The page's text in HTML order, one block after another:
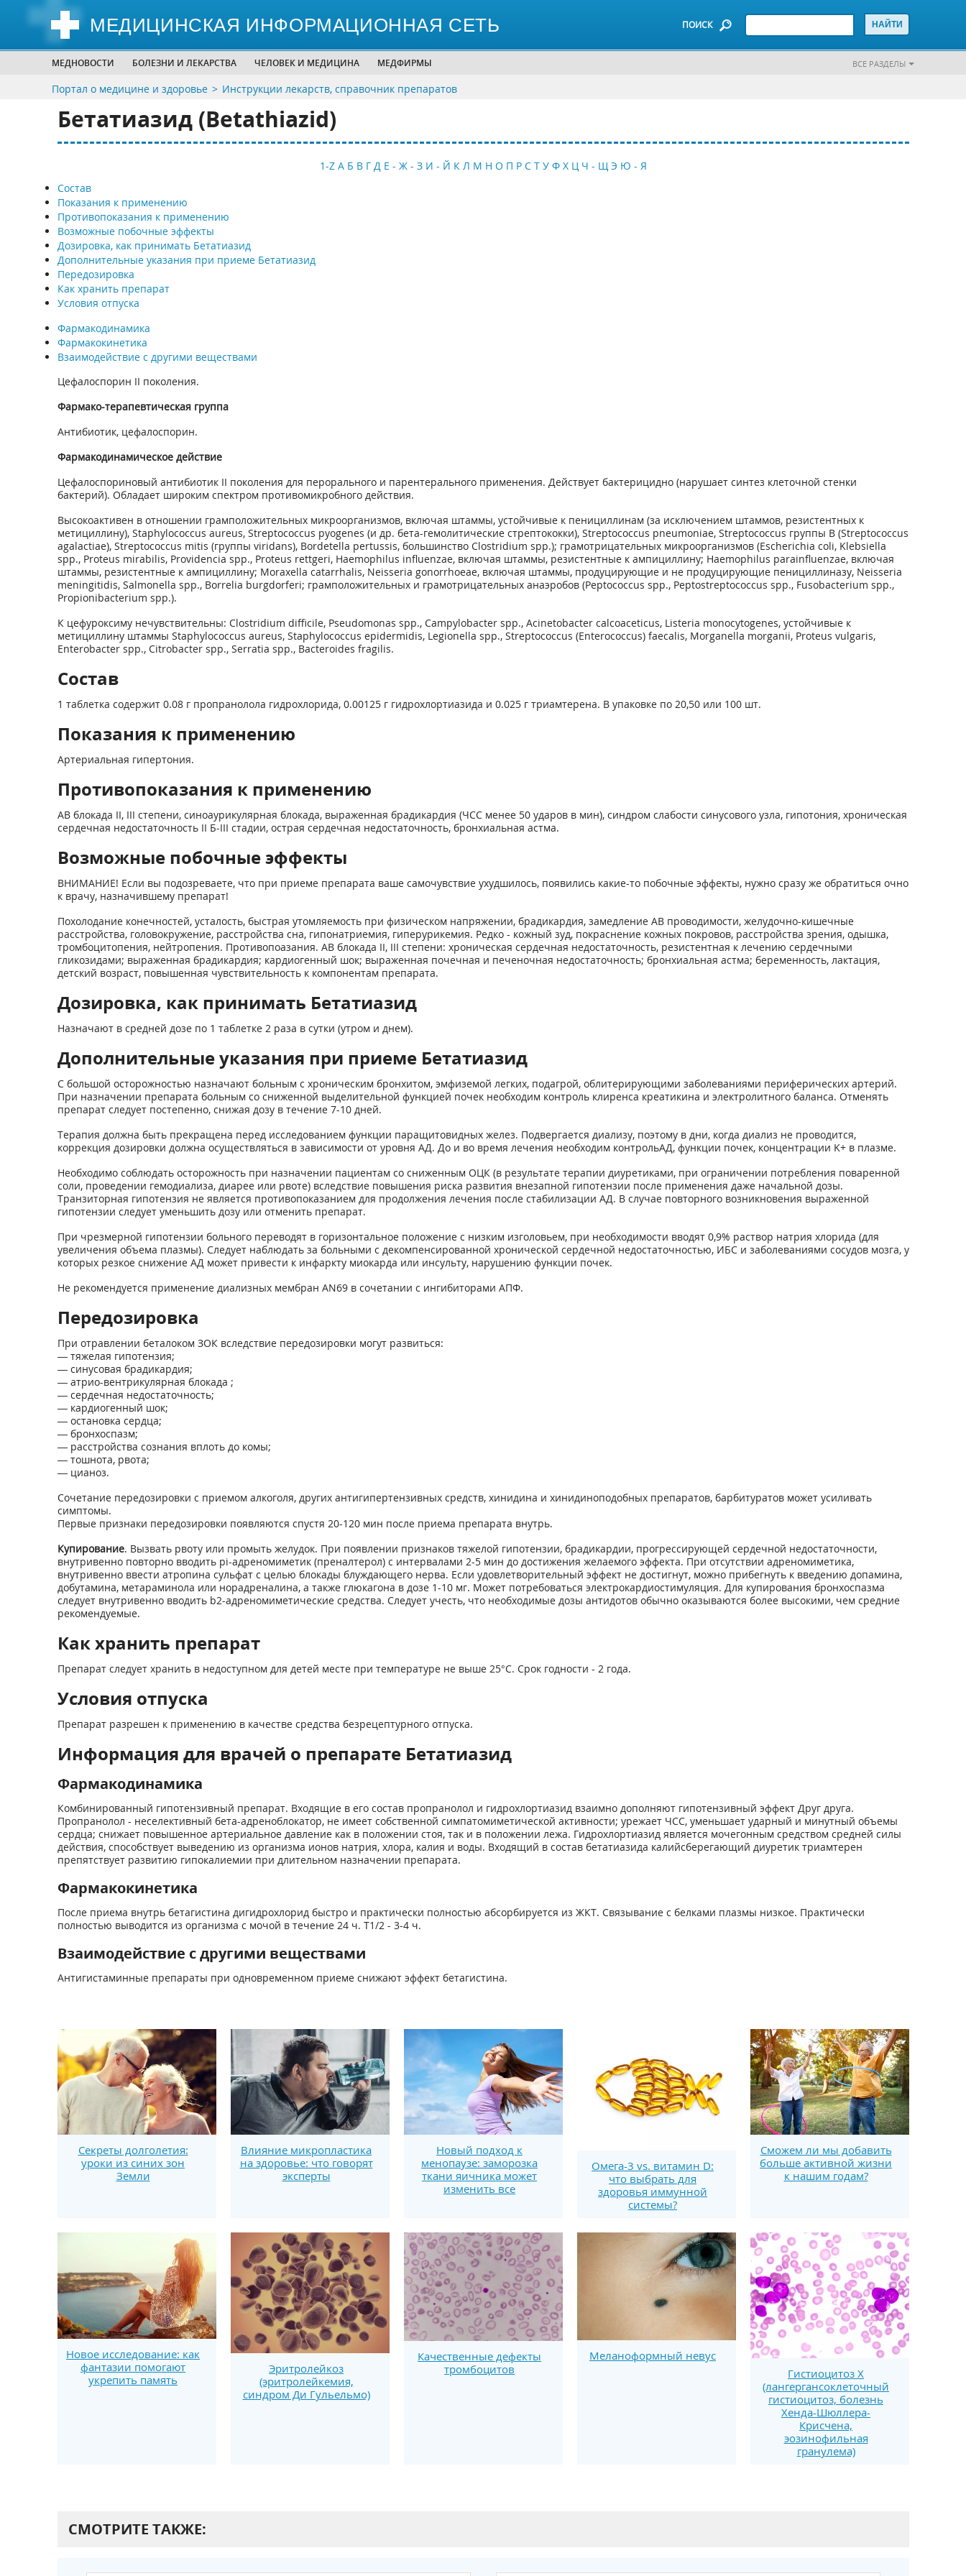
МЕДИЦИНСКАЯ ИНФОРМАЦИОННАЯ СЕТЬ ПОИСК
МЕДНОВОСТИ БОЛЕЗНИ И ЛЕКАРСТВА ЧЕЛОВЕК И МЕДИЦИНА МЕДФИРМЫ ВСЕ РАЗДЕЛЫ
Портал о медицине и здоровье Инструкции лекарств, справочник препаратов
Бетатиазид (Betathiazid)
1-Z А Б В Г Д Е - Ж - З И - Й К Л М Н О П Р С Т У Ф Х Ц Ч - Щ Э Ю - Я
Состав
Показания к применению
Противопоказания к применению
Возможные побочные эффекты
Дозировка, как принимать Бетатиазид
Дополнительные указания при приеме Бетатиазид
Передозировка
Как хранить препарат
Условия отпуска
Фармакодинамика
Фармакокинетика
Взаимодействие с другими веществами
Цефалоспорин II поколения.
Фармако-терапевтическая группа
Антибиотик, цефалоспорин.
Фармакодинамическое действие
Цефалоспориновый антибиотик II поколения для перорального и парентерального применения. Действует бактерицидно (нарушает синтез клеточной стенки
бактерий). Обладает широким спектром противомикробного действия.
Высокоактивен в отношении грамположительных микроорганизмов, включая штаммы, устойчивые к пенициллинам (за исключением штаммов, резистентных к
метициллину), Staphylococcus aureus, Streptococcus pyogenes (и др. бета-гемолитические стрептококки), Streptococcus pneumoniae, Streptococcus группы В (Streptococcus
agalactiae), Streptococcus mitis (группы viridans), Bordetella pertussis, большинство Clostridium spp.); грамотрицательных микроорганизмов (Escherichia coli, Klebsiella
spp., Proteus mirabilis, Providencia spp., Proteus rettgeri, Haemophilus influenzae, включая штаммы, резистентные к ампициллину; Haemophilus parainfluenzae, включая
штаммы, резистентные к ампициллину; Moraxella catarrhalis, Neisseria gonorrhoeae, включая штаммы, продуцирующие и не продуцирующие пенициллиназу, Neisseria
meningitidis, Salmonella spp., Borrelia burgdorferi; грамположительных и грамотрицательных анаэробов (Peptococcus spp., Peptostreptococcus spp., Fusobacterium spp.,
Propionibacterium spp.).
К цефуроксиму нечувствительны: Clostridium difficile, Pseudomonas spp., Campylobacter spp., Acinetobacter calcoaceticus, Listeria monocytogenes, устойчивые к
метициллину штаммы Staphylococcus aureus, Staphylococcus epidermidis, Legionella spp., Streptococcus (Enterococcus) faecalis, Morganella morganii, Proteus vulgaris,
Enterobacter spp., Citrobacter spp., Serratia spp., Bacteroides fragilis.
Состав
1 таблетка содержит 0.08 г пропранолола гидрохлорида, 0.00125 г гидрохлортиазида и 0.025 г триамтерена. В упаковке по 20,50 или 100 шт.
Показания к применению
Артериальная гипертония.
Противопоказания к применению
АВ блокада II, III степени, синоаурикулярная блокада, выраженная брадикардия (ЧСС менее 50 ударов в мин), синдром слабости синусового узла, гипотония, хроническая
сердечная недостаточность II Б-III стадии, острая сердечная недостаточность, бронхиальная астма.
Возможные побочные эффекты
ВНИМАНИЕ! Если вы подозреваете, что при приеме препарата ваше самочувствие ухудшилось, появились какие-то побочные эффекты, нужно сразу же обратиться очно
к врачу, назначившему препарат!
Похолодание конечностей, усталость, быстрая утомляемость при физическом напряжении, брадикардия, замедление АВ проводимости, желудочно-кишечные
расстройства, головокружение, расстройства сна, гипонатриемия, гиперурикемия. Редко - кожный зуд, покраснение кожных покровов, расстройства зрения, одышка,
тромбоцитопения, нейтропения. Противопоазания. АВ блокада II, III степени: хроническая сердечная недостаточность, резистентная к лечению сердечными
гликозидами; выраженная брадикардия; кардиогенный шок; выраженная почечная и печеночная недостаточность; бронхиальная астма; беременность, лактация,
детский возраст, повышенная чувствительность к компонентам препарата.
Дозировка, как принимать Бетатиазид
Назначают в средней дозе по 1 таблетке 2 раза в сутки (утром и днем).
Дополнительные указания при приеме Бетатиазид
С большой осторожностью назначают больным с хроническим бронхитом, эмфиземой легких, подагрой, облитерирующими заболеваниями периферических артерий.
При назначении препарата больным со сниженной выделительной функцией почек необходим контроль клиренса креатикина и электролитного баланса. Отменять
препарат следует постепенно, снижая дозу в течение 7-10 дней.
Терапия должна быть прекращена перед исследованием функции паращитовидных желез. Подвергается диализу, поэтому в дни, когда диализ не проводится,
коррекция дозировки должна осуществляться в зависимости от уровня АД. До и во время лечения необходим контрольАД, функции почек, концентрации K+ в плазме.
Необходимо соблюдать осторожность при назначении пациентам со сниженным ОЦК (в результате терапии диуретиками, при ограничении потребления поваренной
соли, проведении гемодиализа, диарее или рвоте) вследствие повышения риска развития внезапной гипотензии после применения даже начальной дозы.
Транзиторная гипотензия не является противопоказанием для продолжения лечения после стабилизации АД. В случае повторного возникновения выраженной
гипотензии следует уменьшить дозу или отменить препарат.
При чрезмерной гипотензии больного переводят в горизонтальное положение с низким изголовьем, при необходимости вводят 0,9% раствор натрия хлорида (для
увеличения объема плазмы). Следует наблюдать за больными с декомпенсированной хронической сердечной недостаточностью, ИБС и заболеваниями сосудов мозга, у
которых резкое снижение АД может привести к инфаркту миокарда или инсульту, нарушению функции почек.
Не рекомендуется применение диализных мембран AN69 в сочетании с ингибиторами АПФ.
Передозировка
При отравлении беталоком ЗОК вследствие передозировки могут развиться:
— тяжелая гипотензия;
— синусовая брадикардия;
— атрио-вентрикулярная блокада ;
— сердечная недостаточность;
— кардиогенный шок;
— остановка сердца;
— бронхоспазм;
— расстройства сознания вплоть до комы;
— тошнота, рвота;
— цианоз.
Сочетание передозировки с приемом алкоголя, других антигипертензивных средств, хинидина и хинидиноподобных препаратов, барбитуратов может усиливать
симптомы.
Первые признаки передозировки появляются спустя 20-120 мин после приема препарата внутрь.
Купирование. Вызвать рвоту или промыть желудок. При появлении признаков тяжелой гипотензии, брадикардии, прогрессирующей сердечной недостаточности,
внутривенно повторно вводить pi-адреномиметик (преналтерол) с интервалами 2-5 мин до достижения желаемого эффекта. При отсутствии адреномиметика,
внутривенно ввести атропина сульфат с целью блокады блуждающего нерва. Если удовлетворительный эффект не достигнут, можно прибегнуть к введению допамина,
добутамина, метараминола или норадреналина, а также глюкагона в дозе 1-10 мг. Может потребоваться электрокардиостимуляция. Для купирования бронхоспазма
следует внутривенно вводить b2-адреномиметические средства. Следует учесть, что необходимые дозы антидотов обычно оказываются более высокими, чем средние
рекомендуемые.
Как хранить препарат
Препарат следует хранить в недоступном для детей месте при температуре не выше 25°С. Срок годности - 2 года.
Условия отпуска
Препарат разрешен к применению в качестве средства безрецептурного отпуска.
Информация для врачей о препарате Бетатиазид
Фармакодинамика
Комбинированный гипотензивный препарат. Входящие в его состав пропранолол и гидрохлортиазид взаимно дополняют гипотензивный эффект Друг друга.
Пропранолол - неселективный бета-адреноблокатор, не имеет собственной симпатомиметической активности; урежает ЧСС, уменьшает ударный и минутный объемы
сердца; снижает повышенное артериальное давление как в положении стоя, так и в положении лежа. Гидрохлортиазид является мочегонным средством средней силы
действия, способствует выведению из организма ионов натрия, хлора, калия и воды. Входящий в состав бетатиазида калийсберегающий диуретик триамтерен
препятствует развитию гипокалиемии при длительном назначении препарата.
Фармакокинетика
После приема внутрь бетагистина дигидрохлорид быстро и практически полностью абсорбируется из ЖКТ. Связывание с белками плазмы низкое. Практически
полностью выводится из организма с мочой в течение 24 ч. T1/2 - 3-4 ч.
Взаимодействие с другими веществами
Антигистаминные препараты при одновременном приеме снижают эффект бетагистина.
Секреты долголетия:
уроки из синих зон
Земли
Влияние микропластика
на здоровье: что говорят
эксперты
Новый подход к
менопаузе: заморозка
ткани яичника может
изменить все
Омега-3 vs. витамин D:
что выбрать для
здоровья иммунной
системы?
Сможем ли мы добавить
больше активной жизни
к нашим годам?
Новое исследование: как
фантазии помогают
укрепить память
Эритролейкоз
(эритролейкемия,
синдром Ди Гульельмо)
Качественные дефекты
тромбоцитов
Меланоформный невус
Гистиоцитоз Х
(лангергансоклеточный
гистиоцитоз, болезнь
Хенда-Шюллера-
Крисчена,
эозинофильная
гранулема)
СМОТРИТЕ ТАКЖЕ: